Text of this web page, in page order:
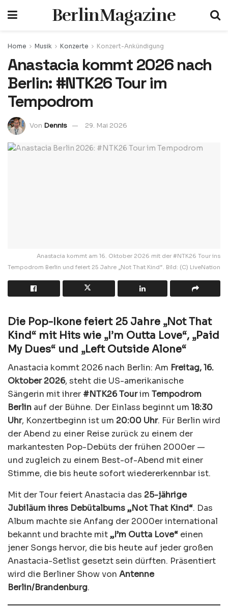
BerlinMagazine
Home Musik Konzerte Konzert-Ankündigung
Anastacia kommt 2026 nach
Berlin: #NTK26 Tour im
Tempodrom
Von Dennis 29. Mai 2026
Anastacia kommt am 16. Oktober 2026 mit der #NTK26 Tour ins
Tempodrom Berlin und feiert 25 Jahre „Not That Kind“. Bild: (C) LiveNation
Die Pop-Ikone feiert 25 Jahre „Not That
Kind“ mit Hits wie „I’m Outta Love“, „Paid
My Dues“ und „Left Outside Alone“
Anastacia kommt 2026 nach Berlin: Am Freitag, 16.
Oktober 2026, steht die US-amerikanische
Sängerin mit ihrer #NTK26 Tourim Tempodrom
Berlin auf der Bühne. Der Einlass beginnt um 18:30
Uhr, Konzertbeginn ist um 20:00 Uhr. Für Berlin wird
der Abend zu einer Reise zurück zu einem der
markantesten Pop-Debüts der frühen 2000er —
und zugleich zu einem Best-of-Abend mit einer
Stimme, die bis heute sofort wiedererkennbar ist.
Mit der Tour feiert Anastacia das 25-jährige
Jubiläum ihres Debütalbums „Not That Kind“. Das
Album machte sie Anfang der 2000er international
bekannt und brachte mit„I’m Outta Love“ einen
jener Songs hervor, die bis heute auf jeder großen
Anastacia-Setlist gesetzt sein dürften. Präsentiert
wird die Berliner Show von Antenne
Berlin/Brandenburg.